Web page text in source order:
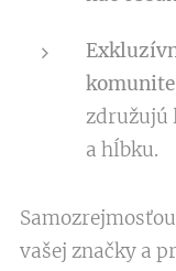
združujú
a hĺbku.
vašej značky a